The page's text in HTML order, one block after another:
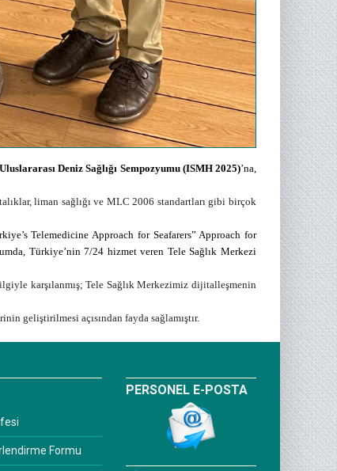
Deniz Sağlığı Sempozyumu (ISMH 2025)’na,
liman sağlığı ve MLC 2006 standartları gibi birçok
Telemedicine Approach for Seafarers” Approach for
Türkiye’nin 7/24 hizmet veren Tele Sağlık Merkezi
karşılanmış; Tele Sağlık Merkezimiz dijitalleşmenin
geliştirilmesi açısından fayda sağlamıştır.
Formu
PERSONEL E-POSTA